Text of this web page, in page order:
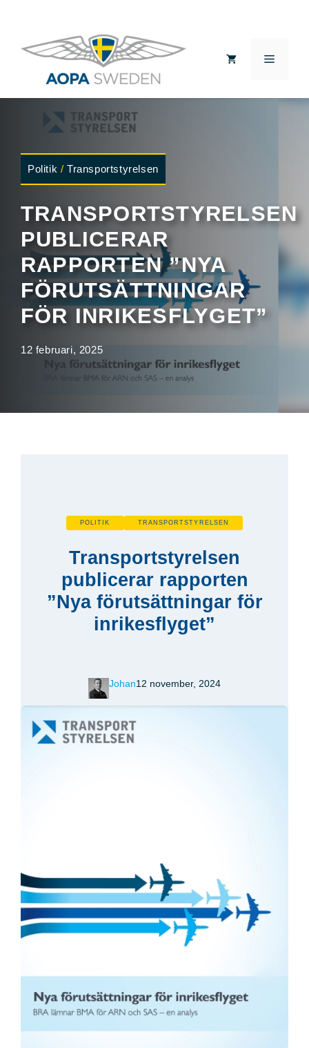
Politik /Transportstyrelsen
TRANSPORTSTYRELSEN
PUBLICERAR
RAPPORTEN ”NYA
FÖRUTSÄTTNINGAR
FÖR INRIKESFLYGET”
12 februari, 2025
POLITIK TRANSPORTSTYRELSEN
Transportstyrelsen
publicerar rapporten
”Nya förutsättningar för
inrikesflyget”
Johan12 november, 2024